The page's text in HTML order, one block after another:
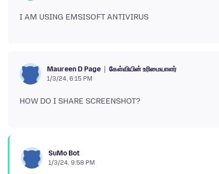
Maureen D Page கேள்வியின் உரிமையாளர்
1/3/24, 6:15 PM
SuMo Bot
1/3/24, 9:58 PM